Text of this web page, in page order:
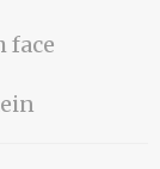
face